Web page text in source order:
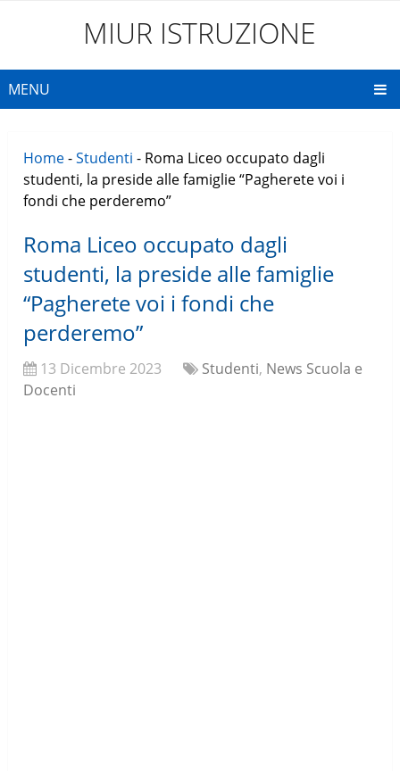
MIUR ISTRUZIONE
MENU
Home-Studenti - Roma Liceo occupato dagli
studenti, la preside alle famiglie “Pagherete voi i
fondi che perderemo”
Roma Liceo occupato dagli
studenti, la preside alle famiglie
“Pagherete voi i fondi che
perderemo”
13 Dicembre 2023 Studenti, News Scuola e
Docenti